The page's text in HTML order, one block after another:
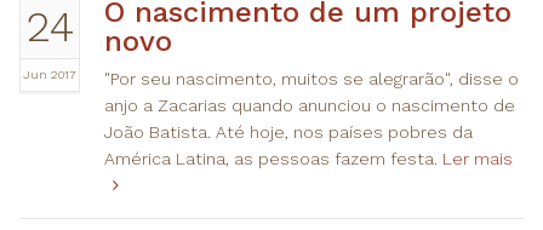
24
Jun 2017
O nascimento de um projeto
novo
"Por seu nascimento, muitos se alegrarão", disse o
anjo a Zacarias quando anunciou o nascimento de
João Batista. Até hoje, nos países pobres da
América Latina, as pessoas fazem festa. Ler mais